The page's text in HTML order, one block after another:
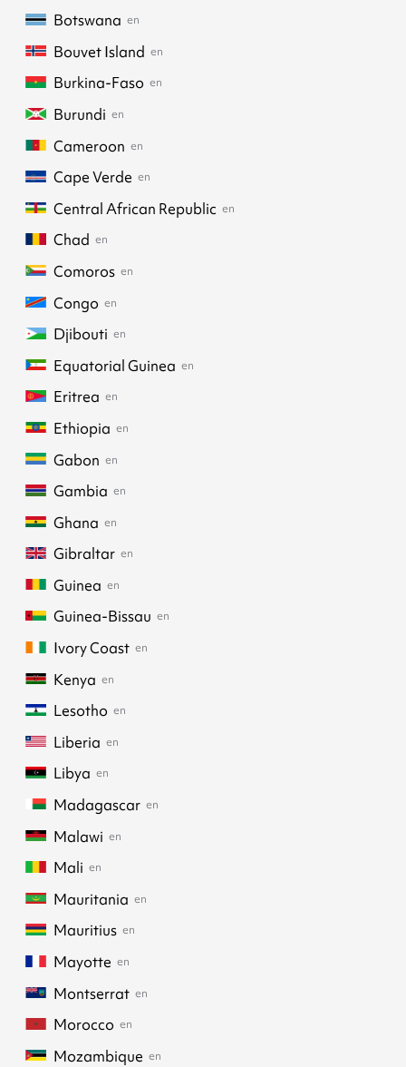
Botswana en
Bouvet Island en
Burkina-Faso en
Burundi en
Cameroon en
Cape Verde en
Central African Republic en
Chad en
Comoros en
Congo en
Djibouti en
Equatorial Guinea en
Eritrea en
Ethiopia en
Gabon en
Gambia en
Ghana en
Gibraltar en
Guinea en
Guinea-Bissau en
Ivory Coast en
Kenya en
Lesotho en
Liberia en
Libya en
Madagascar en
Malawi en
Mali en
Mauritania en
Mauritius en
Mayotte en
Montserrat en
Morocco en
Mozambique en